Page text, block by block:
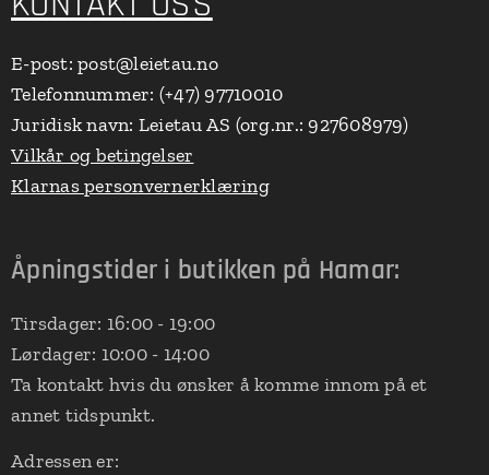
E-post: post@leietau.no
Telefonnummer: (+47) 97710010
Juridisk navn: Leietau AS (org.nr.: 927608979)
Vilkår og betingelser
Klarnas personvernerklæring
Åpningstider i butikken på Hamar:
Tirsdager: 16:00 - 19:00
Lørdager: 10:00 - 14:00
Ta kontakt hvis du ønsker å komme innom på et
annet tidspunkt.
Adressen er: